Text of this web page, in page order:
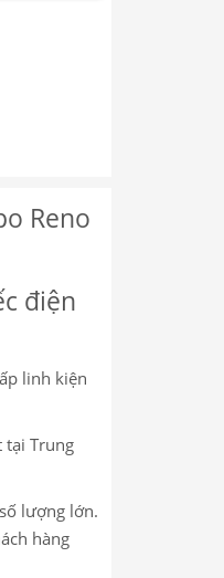
Reno
điện
linh kiện
tại Trung
lượng lớn.
hàng